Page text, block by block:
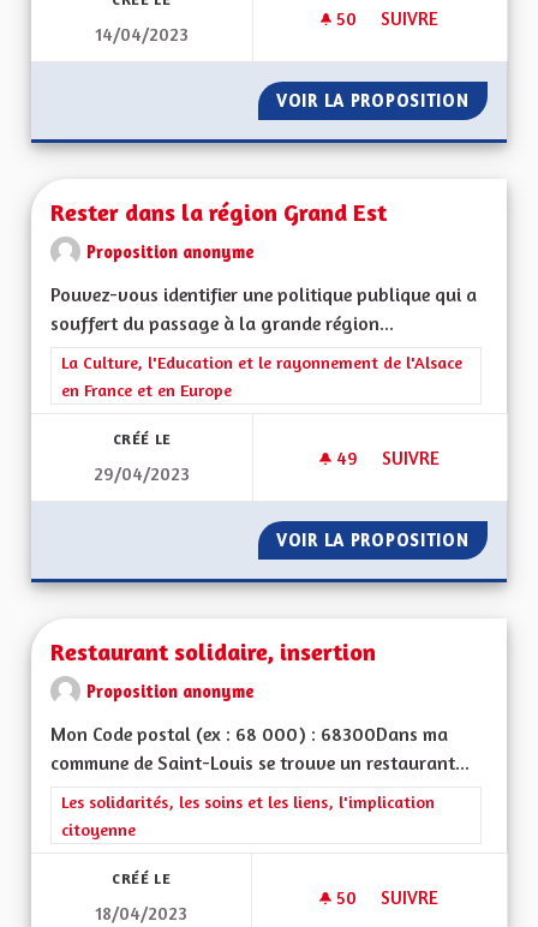
14/04/2023
50 50 ABONNÉS
SUIVRE
VOIR LA PROPOSITION
Rester dans la région Grand Est
Proposition anonyme
Pouvez-vous identifier une politique publique qui a
souffert du passage à la grande région...
Filtrer les résultats de la catégorie : La Culture, l'Education et
La Culture, l'Education et le rayonnement de l'Alsace
en France et en Europe
CRÉÉ LE
29/04/2023
49 49 ABONNÉS
SUIVRE
VOIR LA PROPOSITION
Restaurant solidaire, insertion
Proposition anonyme
Mon Code postal (ex : 68 000) : 68300Dans ma
commune de Saint-Louis se trouve un restaurant...
Filtrer les résultats de la catégorie : Les solidarités, les soins
Les solidarités, les soins et les liens, l'implication
citoyenne
CRÉÉ LE
18/04/2023
50 50 ABONNÉS
SUIVRE